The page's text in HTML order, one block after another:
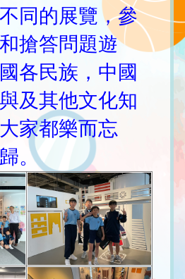
同的展覽，參
搶答問題遊
各民族，中國
及其他文化知
家都樂而忘
。